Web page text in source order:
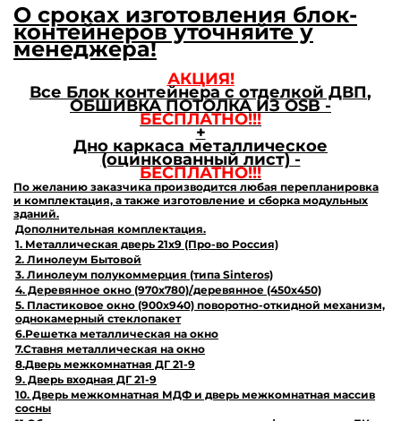
О сроках изготовления блок-
контейнеров уточняйте у
менеджера!
АКЦИЯ!
Все Блок контейнера с отделкой ДВП,
ОБШИВКА ПОТОЛКА ИЗOSB-
БЕСПЛАТНО!!!
+
Дно каркаса металлическое
(оцинкованный лист) -
БЕСПЛАТНО!!!
По желанию заказчика производится любая перепланировка
и комплектация, а также изготовление и сборка модульных
зданий.
Дополнительная комплектация.
1. Металлическая дверь 21х9 (Про-во Россия)
2. Линолеум Бытовой
3. Линолеум полукоммерция (типа Sinteros)
4. Деревянное окно (970х780)/деревянное (450х450)
5. Пластиковое окно (900х940) поворотно-откидной механизм,
однокамерный стеклопакет
6.Решетка металлическая на окно
7.Ставня металлическая на окно
8.Дверь межкомнатная ДГ 21-9
9. Дверь входная ДГ 21-9
10. Дверь межкомнатная МДФ и дверь межкомнатная массив
сосны